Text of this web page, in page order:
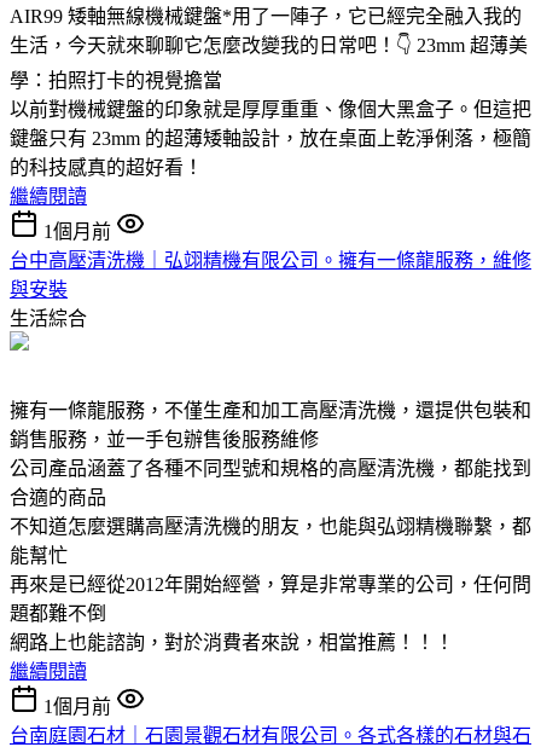
AIR99 矮軸無線機械鍵盤*用了一陣子，它已經完全融入我的
生活，今天就來聊聊它怎麼改變我的日常吧！👇 23mm 超薄美
學：拍照打卡的視覺擔當
以前對機械鍵盤的印象就是厚厚重重、像個大黑盒子。但這把
鍵盤只有 23mm 的超薄矮軸設計，放在桌面上乾淨俐落，極簡
的科技感真的超好看！
繼續閱讀
1個月前
台中高壓清洗機｜弘翊精機有限公司。擁有一條龍服務，維修
與安裝
生活綜合
擁有一條龍服務，不僅生產和加工高壓清洗機，還提供包裝和
銷售服務，並一手包辦售後服務維修
公司產品涵蓋了各種不同型號和規格的高壓清洗機，都能找到
合適的商品
不知道怎麼選購高壓清洗機的朋友，也能與弘翊精機聯繫，都
能幫忙
再來是已經從2012年開始經營，算是非常專業的公司，任何問
題都難不倒
網路上也能諮詢，對於消費者來說，相當推薦！！！
繼續閱讀
1個月前
台南庭園石材｜石園景觀石材有限公司。各式各樣的石材與石